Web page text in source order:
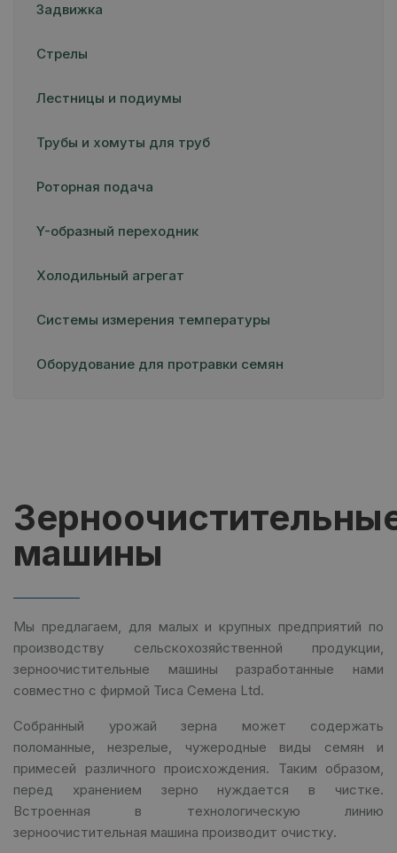
Задвижка
Стрелы
Лестницы и подиумы
Трубы и хомуты для труб
Роторная подача
Y-образный переходник
Холодильный агрегат
Системы измерения температуры
Оборудование для протравки семян
машины
Мы предлагаем, для малых и крупных предприятий по
производству сельскохозяйственной продукции,
зерноочистительные машины разработанные нами
совместно с фирмой Тиса Семена Ltd.
Собранный урожай зерна может содержать
поломанные, незрелые, чужеродные виды семян и
примесей различного происхождения. Таким образом,
перед хранением зерно нуждается в чистке.
Встроенная в технологическую линию
зерноочистительная машина производит очистку.